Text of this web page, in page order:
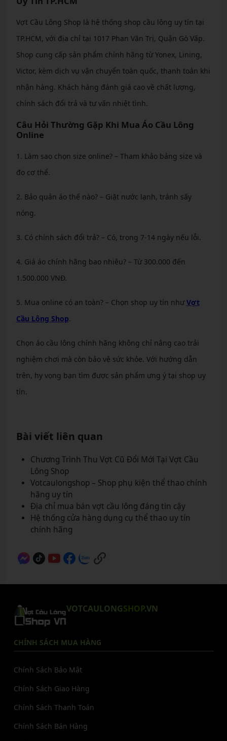
Vợt Cầu Lông Shop là hệ thống shop cầu lông uy tín tại
TP.HCM, với địa chỉ tại 1017 Phan Văn Trị, Quận Gò Vấp.
Shop cung cấp sản phẩm chính hãng từ Yonex, Lining,
Victor, kèm dịch vụ vận chuyển toàn quốc, thanh toán khi
nhận hàng. Khách hàng đánh giá cao về chất lượng,
chính sách đổi trả và tư vấn nhiệt tình.
Câu Hỏi Thường Gặp Khi Mua Áo Cầu Lông
Online
1. Làm sao chọn size online? – Tham khảo bảng size và
đo cơ thể.
2. Bảo quản áo thế nào? – Giặt nước lạnh, tránh sấy
nóng.
3. Có chính sách đổi trả? – Có, trong 7-14 ngày nếu lỗi.
4. Giá áo chính hãng bao nhiêu? – Từ 300.000 đến
1.500.000 VNĐ.
5. Mua online có an toàn? – Chọn shop uy tín nhưVợt
Cầu Lông Shop.
Chọn áo cầu lông chính hãng không chỉ nâng cao trải
nghiệm chơi mà còn bảo vệ sức khỏe. Với hướng dẫn
trên, hy vọng bạn tìm được sản phẩm ưng ý tại shop uy
tín.
Bài viết liên quan
Chương Trình Thu Vợt Cũ Đổi Mới Tại Vợt Cầu
Lông Shop
Votcaulongshop – Shop phụ kiện thể thao chính
hãng uy tín
Địa chỉ mua bán vợt cầu lông đáng tin cậy
Hệ thống cửa hàng dụng cụ thể thao uy tín
chính hãng
VOTCAULONGSHOP.VN
CHÍNH SÁCH MUA HÀNG
Chính Sách Bảo Mật
Chính Sách Giao Hàng
Chính Sách Thanh Toán
Chính Sách Bán Hàng